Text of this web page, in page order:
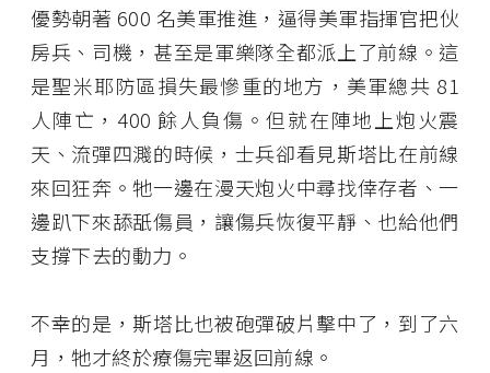
優勢朝著 600 名美軍推進，逼得美軍指揮官把伙
房兵、司機，甚至是軍樂隊全都派上了前線。這
是聖米耶防區損失最慘重的地方，美軍總共 81
人陣亡，400 餘人負傷。但就在陣地上炮火震
天、流彈四濺的時候，士兵卻看見斯塔比在前線
來回狂奔。牠一邊在漫天炮火中尋找倖存者、一
邊趴下來舔舐傷員，讓傷兵恢復平靜、也給他們
支撐下去的動力。
不幸的是，斯塔比也被砲彈破片擊中了，到了六
月，牠才終於療傷完畢返回前線。